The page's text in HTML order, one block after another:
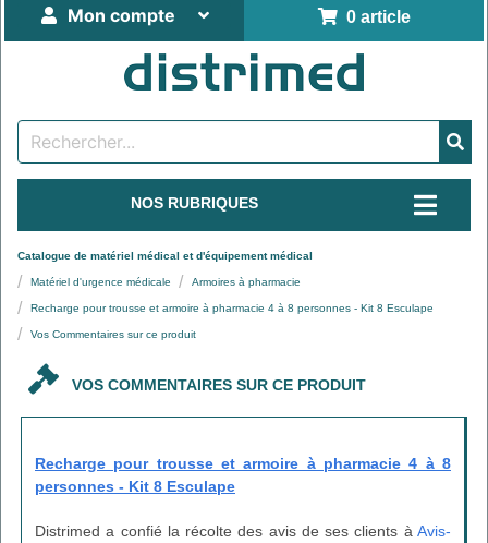
0 article
Mon compte
NOS RUBRIQUES
Catalogue de matériel médical et d'équipement médical
Matériel d'urgence médicale Armoires à pharmacie
Recharge pour trousse et armoire à pharmacie 4 à 8 personnes - Kit 8 Esculape
Vos Commentaires sur ce produit
VOS COMMENTAIRES SUR CE PRODUIT
Recharge pour trousse et armoire à pharmacie 4 à 8
personnes - Kit 8 Esculape
Distrimed a confié la récolte des avis de ses clients à Avis-